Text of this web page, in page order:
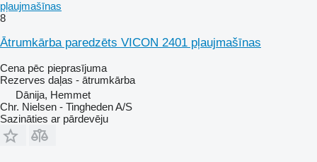
pļaujmašīnas
8
Ātrumkārba paredzēts VICON 2401 pļaujmašīnas
Cena pēc pieprasījuma
Rezerves daļas - ātrumkārba
Dānija, Hemmet
Chr. Nielsen - Tingheden A/S
Sazināties ar pārdevēju